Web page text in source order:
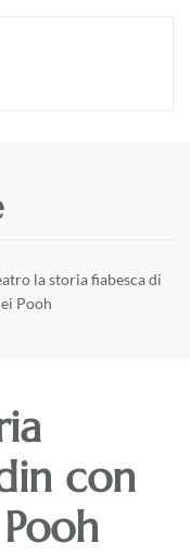
la storia fiabesca di
Pooh
con